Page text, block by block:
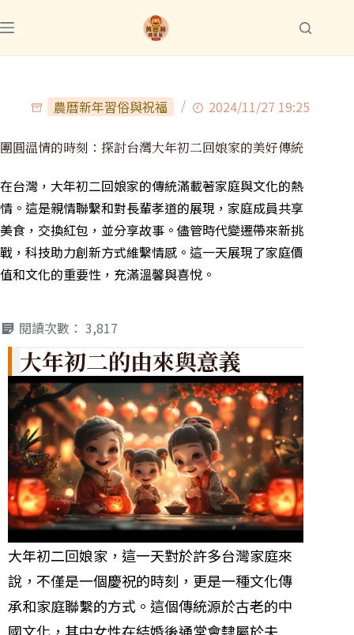
農曆新年習俗與祝福 2024/11/27 19:25
團圓溫情的時刻：探討台灣大年初二回娘家的美好傳統
在台灣，大年初二回娘家的傳統滿載著家庭與文化的熱
情。這是親情聯繫和對長輩孝道的展現，家庭成員共享
美食，交換紅包，並分享故事。儘管時代變遷帶來新挑
戰，科技助力創新方式維繫情感。這一天展現了家庭價
值和文化的重要性，充滿溫馨與喜悅。
閱讀次數： 3,817
大年初二的由來與意義
大年初二回娘家，這一天對於許多台灣家庭來
說，不僅是一個慶祝的時刻，更是一種文化傳
承和家庭聯繫的方式。這個傳統源於古老的中
國文化，其中女性在結婚後通常會隸屬於夫